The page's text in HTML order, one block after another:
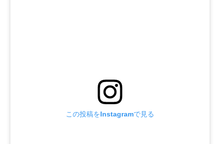
この投稿をInstagramで見る